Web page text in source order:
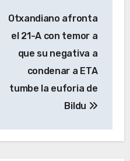
Otxandiano afronta
el 21-A con temor a
que su negativa a
condenar a ETA
tumbe la euforia de
Bildu